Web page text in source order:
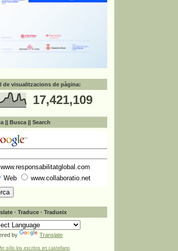
de visualitzacions de pàgina:
17,421,109
|| Busca || Search
www.responsabilitatglobal.com
Web
www.collaboratio.net
· Traduce · Tradueix
by Translate
sólo los escritos en castellano